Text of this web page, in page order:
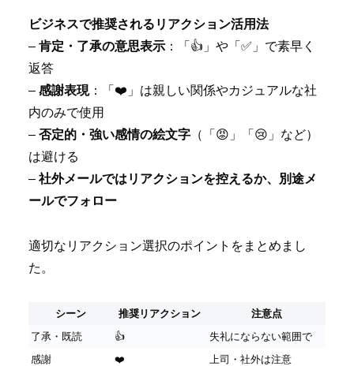
ビジネスで推奨されるリアクション活用法
– 肯定・了承の意思表示 ：「👍」や「✅」で素早く
返答
– 感謝表現：「❤️」は親しい関係やカジュアルな社
内のみで使用
– 否定的・強い感情の絵文字 （「😡」「😢」など）
は避ける
– 社外メールではリアクションを控えるか、別途メ
ールでフォロー
適切なリアクション選択のポイントをまとめまし
た。
シーン 推奨リアクション
注意点
了承・既読
👍
失礼にならない範囲で
感謝
❤️
上司・社外は注意